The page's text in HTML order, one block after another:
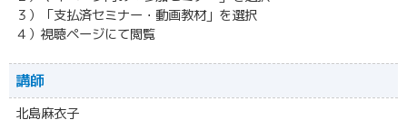
３）「支払済セミナー・動画教材」を選択
４）視聴ページにて閲覧
講師
北島麻衣子